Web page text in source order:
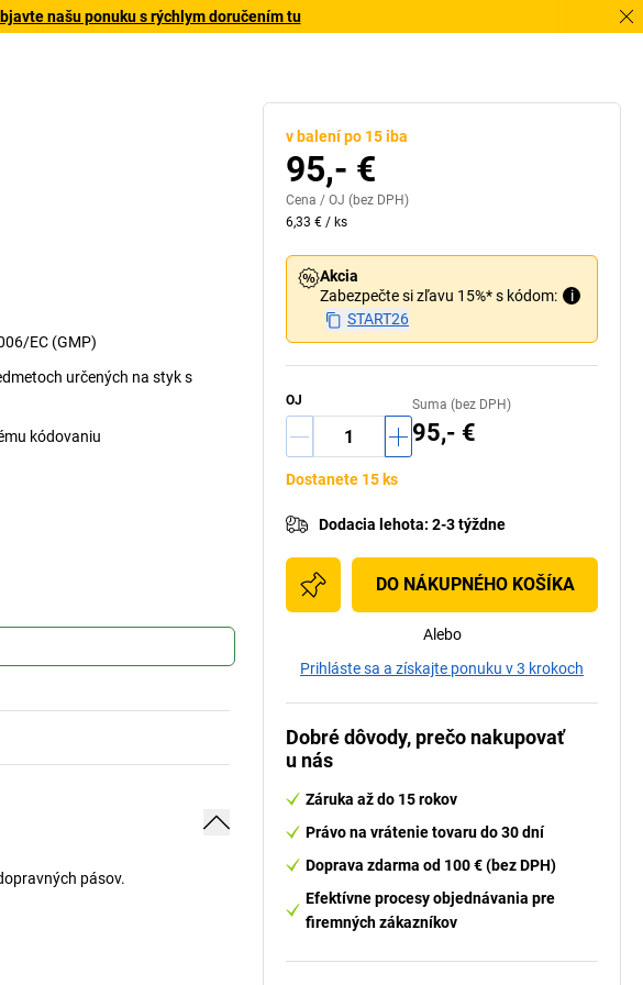
našu ponuku s rýchlym doručením tu
EC (GMP)
určených na styk s
kódovaniu
pásov.
v balení po 15 iba
95,- €
Cena / OJ (bez DPH)
6,33 € / ks
Akcia
Zabezpečte si zľavu 15%* s kódom:
i
START26
OJ Suma (bez DPH)
95,- €
Dostanete 15 ks
Dodacia lehota: 2-3 týždne
DO NÁKUPNÉHO KOŠÍKA
Alebo
Prihláste sa a získajte ponuku v 3 krokoch
Dobré dôvody, prečo nakupovať
u nás
Záruka až do 15 rokov
Právo na vrátenie tovaru do 30 dní
Doprava zdarma od 100 € (bez DPH)
Efektívne procesy objednávania pre
firemných zákazníkov